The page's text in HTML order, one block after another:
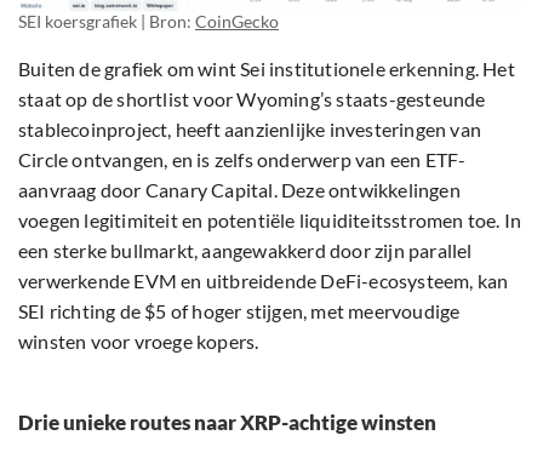
SEI koersgrafiek | Bron: CoinGecko
Buiten de grafiek om wint Sei institutionele erkenning. Het
staat op de shortlist voor Wyoming’s staats-gesteunde
stablecoinproject, heeft aanzienlijke investeringen van
Circle ontvangen, en is zelfs onderwerp van een ETF-
aanvraag door Canary Capital. Deze ontwikkelingen
voegen legitimiteit en potentiële liquiditeitsstromen toe. In
een sterke bullmarkt, aangewakkerd door zijn parallel
verwerkende EVM en uitbreidende DeFi-ecosysteem, kan
SEI richting de $5 of hoger stijgen, met meervoudige
winsten voor vroege kopers.
Drie unieke routes naar XRP-achtige winsten